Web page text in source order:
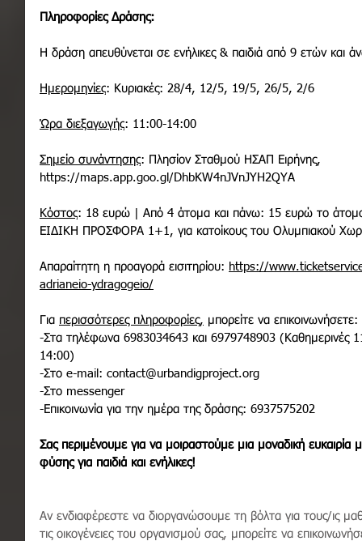
Πληροφορίες Δράσης:
Η δράση απευθύνεται σε ενήλικες & παιδιά από 9 ετών και
Ημερομηνίες: Κυριακές: 28/4, 12/5, 19/5, 26/5, 2/6
Ώρα διεξαγωγής: 11:00-14:00
Σημείο συνάντησης: Πλησίον Σταθμού ΗΣΑΠ Ειρήνης,
https://maps.app.goo.gl/DhbKW4nJVnJYH2QYA
Κόστος: 18 ευρώ | Από 4 άτομα και πάνω: 15 ευρώ το
ΕΙΔΙΚΗ ΠΡΟΣΦΟΡΑ 1+1, για κατοίκους του Ολυμπιακού
Απαραίτητη η προαγορά εισιτηρίου: https://
adrianeio-ydragogeio/
Για περισσότερες πληροφορίες, μπορείτε να επικοινωνήσετε:
-Στα τηλέφωνα 6983034643 και 6979748903 (Καθημερινές
14:00)
-Στο e-mail: contact@urbandigproject.org
-Στο messenger
-Επικοινωνία για την ημέρα της δράσης: 6937575202
Σας περιμένουμε για να μοιραστούμε μια μοναδική
φύσης για παιδιά και ενήλικες!
Αν ενδιαφέρεστε να διοργανώσουμε τη βόλτα για τους/ις
τις οικογένειες του οργανισμού σας, μπορείτε να